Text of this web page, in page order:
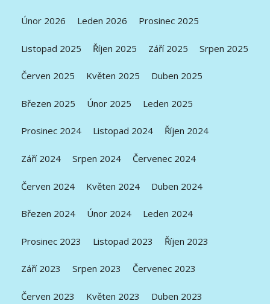
Únor 2026 Leden 2026 Prosinec 2025
Listopad 2025 Říjen 2025 Září 2025 Srpen 2025
Červen 2025 Květen 2025 Duben 2025
Březen 2025 Únor 2025 Leden 2025
Prosinec 2024 Listopad 2024 Říjen 2024
Září 2024 Srpen 2024 Červenec 2024
Červen 2024 Květen 2024 Duben 2024
Březen 2024 Únor 2024 Leden 2024
Prosinec 2023 Listopad 2023 Říjen 2023
Září 2023 Srpen 2023 Červenec 2023
Červen 2023 Květen 2023 Duben 2023